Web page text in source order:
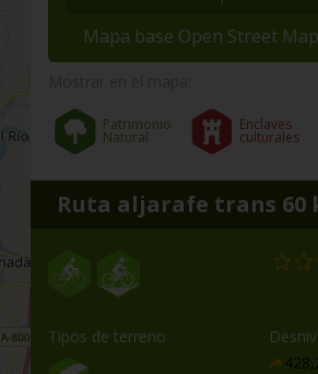
Mapa base Open Street Map
Patrimonio
Natural
Enclaves
culturales
Ruta aljarafe trans 60
Tipos de terreno